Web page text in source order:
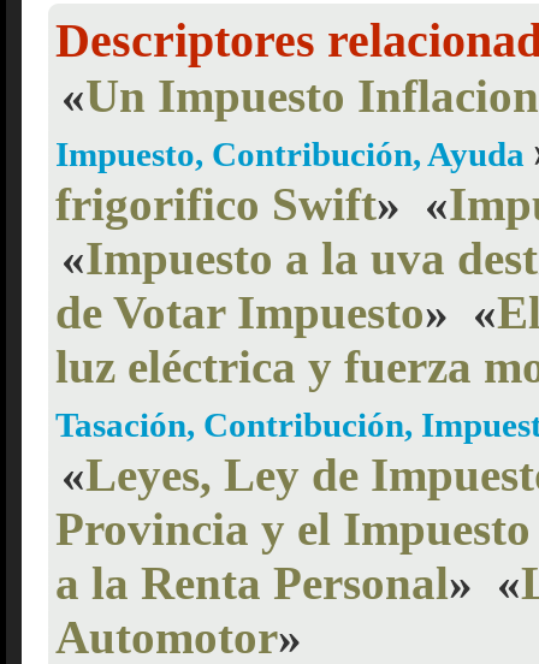
Descriptores
«Un Impuesto
Impuesto, Contribución, Ayuda
frigorifico Swift» «
«Impuesto a la uva
de Votar Impuesto» «
luz eléctrica y fuerza
Tasación, Contribución,
«Leyes, Ley de
Provincia y el
a la Renta Personal» «
Automotor»